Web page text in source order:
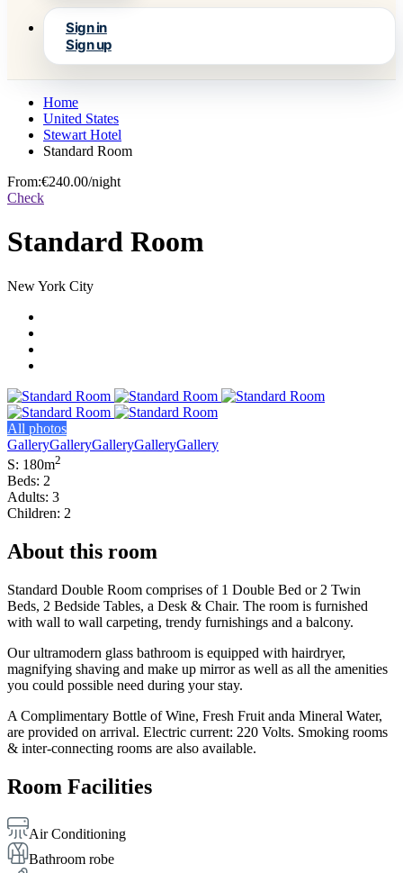
Sign in
Sign up
Home
United States
Stewart Hotel
Standard Room
From:€240.00/night
Check
Standard Room
New York City
All photos
GalleryGalleryGalleryGalleryGallery
S: 180m2
Beds: 2
Adults: 3
Children: 2
About this room
Standard Double Room comprises of 1 Double Bed or 2 Twin
Beds, 2 Bedside Tables, a Desk & Chair. The room is furnished
with wall to wall carpeting, trendy furnishings and a balcony.
Our ultramodern glass bathroom is equipped with hairdryer,
magnifying shaving and make up mirror as well as all the amenities
you could possible need during your stay.
A Complimentary Bottle of Wine, Fresh Fruit anda Mineral Water,
are provided on arrival. Electric current: 220 Volts. Smoking rooms
& inter-connecting rooms are also available.
Room Facilities
Air Conditioning
Bathroom robe